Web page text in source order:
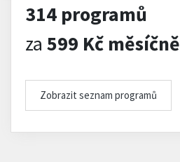
314 programů
za 599 Kč měsíčně
Zobrazit seznam programů